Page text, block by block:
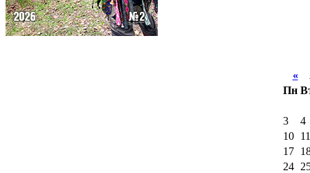
«
Пн
3
4
10
11
17
24